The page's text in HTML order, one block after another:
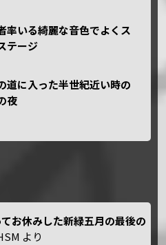
率いる綺麗な音色でよくス
テージ
道に入った半世紀近い時の
夜
お休みした新緑五月の最後の
より